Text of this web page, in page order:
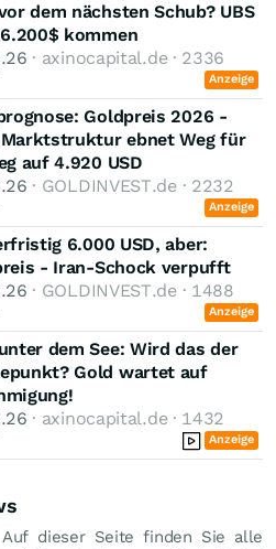
dem nächsten Schub? UBS
kommen
· axinocapital.de · 2336
Anzeige
Goldpreis 2026 -
Marktstruktur ebnet Weg für
auf 4.920 USD
· GOLDINVEST.de · 2232
Anzeige
6.000 USD, aber:
- Iran-Schock verpufft
· GOLDINVEST.de · 1488
Anzeige
dem See: Wird das der
Gold wartet auf
· axinocapital.de · 1432
Anzeige
dieser Seite finden Sie alle